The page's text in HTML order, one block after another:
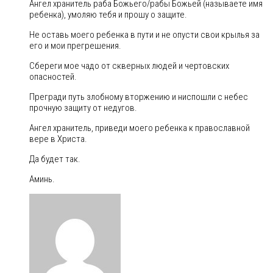
Ангел хранитель раба Божьего/рабы Божьей (называете имя
ребенка), умоляю тебя и прошу о защите.
Не оставь моего ребенка в пути и не опусти свои крылья за
его и мои прегрешения.
Сбереги мое чадо от скверных людей и чертовских
опасностей.
Прегради путь злобному вторжению и ниспошли с небес
прочную защиту от недугов.
Ангел хранитель, приведи моего ребенка к православной
вере в Христа.
Да будет так.
Аминь.